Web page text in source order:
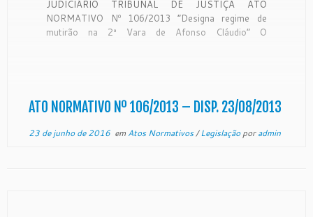
JUDICIÁRIO TRIBUNAL DE JUSTIÇA ATO
NORMATIVO Nº 106/2013 “Designa regime de
mutirão na 2ª Vara de Afonso Cláudio” O
ATO NORMATIVO Nº 106/2013 – DISP. 23/08/2013
23 de junho de 2016em Atos Normativos/Legislaçãoporadmin